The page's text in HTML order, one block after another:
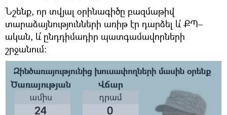
Նշենք, որ տվյալ օրինագիծը բազմաթիվ
տարաձայնությունների առիթ էր դարձել և՛ ՔՊ–
ական, և՛ ընդդիմադիր պատգամավորների
շրջանում։